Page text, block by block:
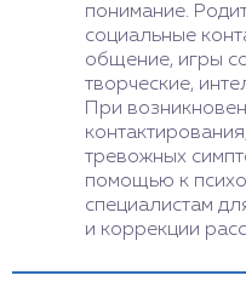
понимание.
социальные
общение, игры
творческие,
При
тревожных
помощью к
специалистам
и коррекции